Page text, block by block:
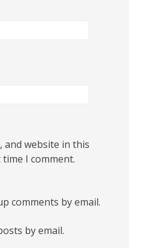
and website in this
I comment.
comments by email.
by email.